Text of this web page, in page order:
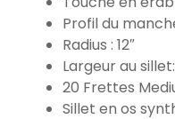
Profil du
Radius : 12″
Largeur au
20 Frettes
Sillet en os